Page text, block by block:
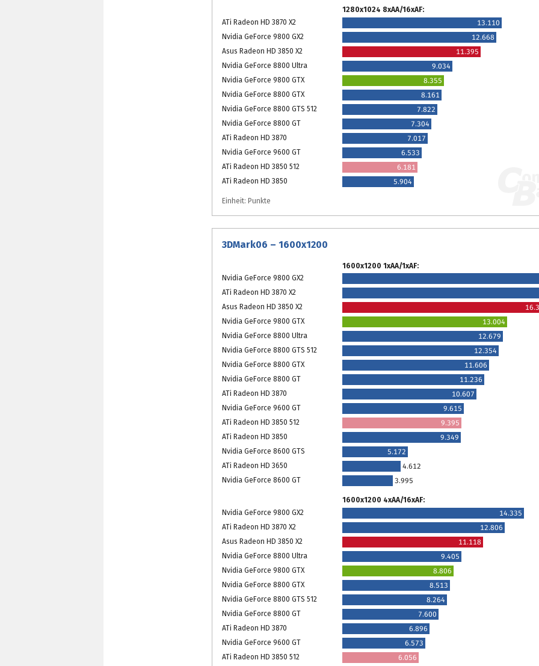
1280x1024 8xAA/16xAF:
ATi Radeon HD 3870 X2
13.110
Nvidia GeForce 9800 GX2
12.668
Asus Radeon HD 3850 X2
11.395
Nvidia GeForce 8800 Ultra
9.034
Nvidia GeForce 9800 GTX
8.355
Nvidia GeForce 8800 GTX
8.161
Nvidia GeForce 8800 GTS 512
7.822
Nvidia GeForce 8800 GT
7.304
ATi Radeon HD 3870
7.017
Nvidia GeForce 9600 GT
6.533
ATi Radeon HD 3850 512
6.181
ATi Radeon HD 3850
5.904
Einheit: Punkte
3DMark06 – 1600x1200
1600x1200 1xAA/1xAF:
Nvidia GeForce 9800 GX2
ATi Radeon HD 3870 X2
Asus Radeon HD 3850 X2
Nvidia GeForce 9800 GTX
13.004
Nvidia GeForce 8800 Ultra
12.679
Nvidia GeForce 8800 GTS 512
12.354
Nvidia GeForce 8800 GTX
11.606
Nvidia GeForce 8800 GT
11.236
ATi Radeon HD 3870
10.607
Nvidia GeForce 9600 GT
9.615
ATi Radeon HD 3850 512
9.395
ATi Radeon HD 3850
9.349
Nvidia GeForce 8600 GTS
5.172
ATi Radeon HD 3650
4.612
Nvidia GeForce 8600 GT
3.995
1600x1200 4xAA/16xAF:
Nvidia GeForce 9800 GX2
14.335
ATi Radeon HD 3870 X2
12.806
Asus Radeon HD 3850 X2
11.118
Nvidia GeForce 8800 Ultra
9.405
Nvidia GeForce 9800 GTX
8.806
Nvidia GeForce 8800 GTX
8.513
Nvidia GeForce 8800 GTS 512
8.264
Nvidia GeForce 8800 GT
7.600
ATi Radeon HD 3870
6.896
Nvidia GeForce 9600 GT
6.573
ATi Radeon HD 3850 512
6.056